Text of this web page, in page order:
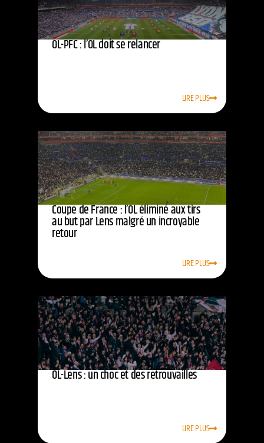
OL-PFC : l’OL doit se relancer
LIRE PLUS
Coupe de France : l’OL éliminé aux tirs
au but par Lens malgré un incroyable
retour
LIRE PLUS
OL-Lens : un choc et des retrouvailles
LIRE PLUS